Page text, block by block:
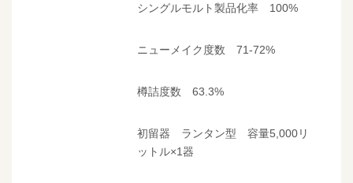
シングルモルト製品化率 100%
ニューメイク度数 71-72%
樽詰度数 63.3%
初留器 ランタン型 容量5,000リ
ットル×1器